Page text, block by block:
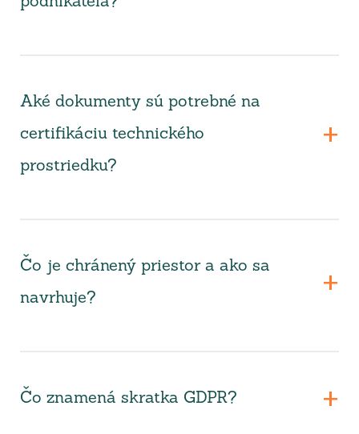
Aké dokumenty sú potrebné na
certifikáciu technického
prostriedku?
Čo je chránený priestor a ako sa
navrhuje?
Čo znamená skratka GDPR?